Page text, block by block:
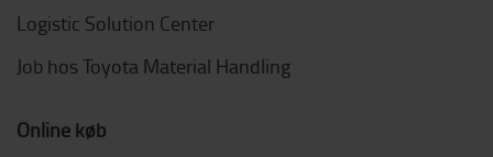
Logistic Solution Center
Job hos Toyota Material Handling
Online køb